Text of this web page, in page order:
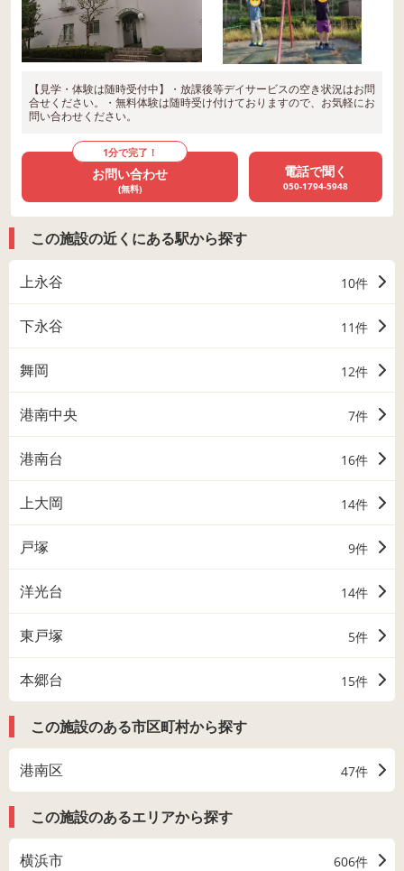
【見学・体験は随時受付中】・放課後等デイサービスの空き状況はお問
合せください。・無料体験は随時受け付けておりますので、お気軽にお
問い合わせください。
1分で完了！
お問い合わせ
(無料)
電話で聞く
050-1794-5948
この施設の近くにある駅から探す
上永谷 10件
下永谷 11件
舞岡 12件
港南中央 7件
港南台 16件
上大岡 14件
戸塚 9件
洋光台 14件
東戸塚 5件
本郷台 15件
この施設のある市区町村から探す
港南区 47件
この施設のあるエリアから探す
横浜市 606件